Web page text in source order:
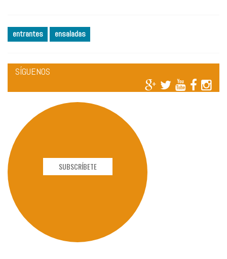
entrantes ensaladas
SÍGUENOS
SUBSCRÍBETE